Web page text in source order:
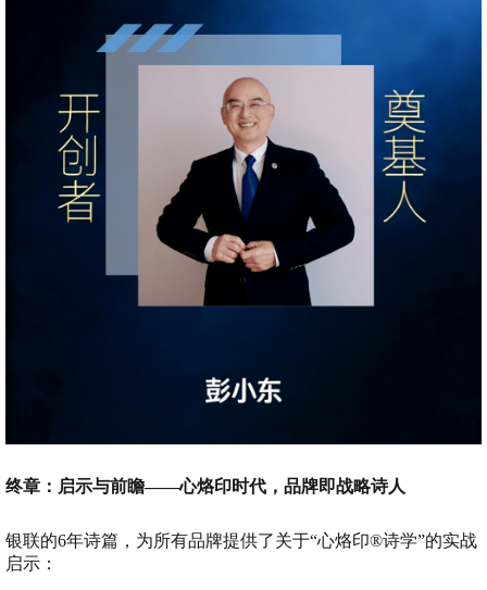
终章：启示与前瞻——心烙印时代，品牌即战略诗人
银联的6年诗篇，为所有品牌提供了关于“心烙印®诗学”的实战
启示：